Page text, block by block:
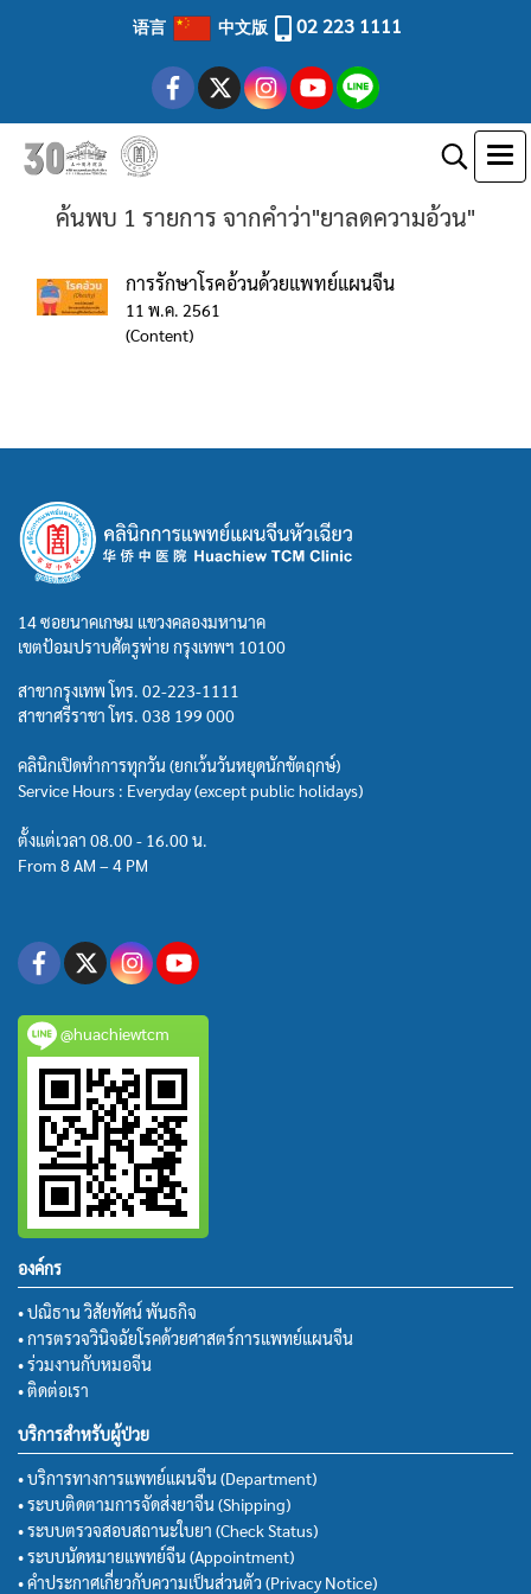
语言 中文版 02 223 1111
ค้นพบ 1 รายการ จากคำว่า"ยาลดความอ้วน"
การรักษาโรคอ้วนด้วยแพทย์แผนจีน
11 พ.ค. 2561
(Content)
14 ซอยนาคเกษม แขวงคลองมหานาค
เขตป้อมปราบศัตรูพ่าย กรุงเทพฯ 10100
สาขากรุงเทพ โทร. 02-223-1111
สาขาศรีราชา โทร. 038 199 000
คลินิกเปิดทำการทุกวัน (ยกเว้นวันหยุดนักขัตฤกษ์)
Service Hours : Everyday (except public holidays)
ตั้งแต่เวลา 08.00 - 16.00 น.
From 8 AM – 4 PM
@huachiewtcm
องค์กร
• ปณิธาน วิสัยทัศน์ พันธกิจ
• การตรวจวินิจฉัยโรคด้วยศาสตร์การแพทย์แผนจีน
• ร่วมงานกับหมอจีน
• ติดต่อเรา
บริการสำหรับผู้ป่วย
• บริการทางการแพทย์แผนจีน (Department)
• ระบบติดตามการจัดส่งยาจีน (Shipping)
• ระบบตรวจสอบสถานะใบยา (Check Status)
• ระบบนัดหมายแพทย์จีน (Appointment)
• คำประกาศเกี่ยวกับความเป็นส่วนตัว (Privacy Notice)